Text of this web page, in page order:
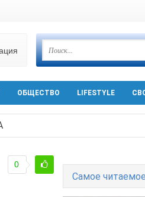
ОБЩЕСТВО LIFESTYLE
5 августа
0
Самое читаемое